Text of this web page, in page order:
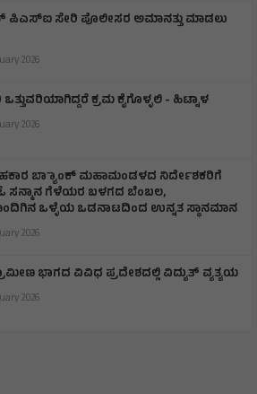
ಸೇರಿ ಪೊಲೀಸರ ಅಮಾನತ್ತು ಮಾಡಲು
2026
ಕ್ರಮ ಕೈಗೊಳ್ಳಲಿ - ಹಿಟ್ನಾಳ
2026
ಬ್ಯಾಾಂಕ್ ಮಹಾಮಂಡಳದ ನಿರ್ದೇಶಕರಿಗೆ
ಸನ್ಮಾನ ಗೆಳೆಯರ ಬಳಗದ ಬೆಂಬಲ,
ಒಳ್ಳೆಯ ಒಡನಾಟದಿಂದ ಉನ್ನತ ಸ್ಥಾನಮಾನ
2026
ಭಾಗದ ವಿವಿಧ ಪ್ರದೇಶದಲ್ಲಿ ವಿದ್ಯುತ್ ವ್ಯತ್ಯಯ
2026